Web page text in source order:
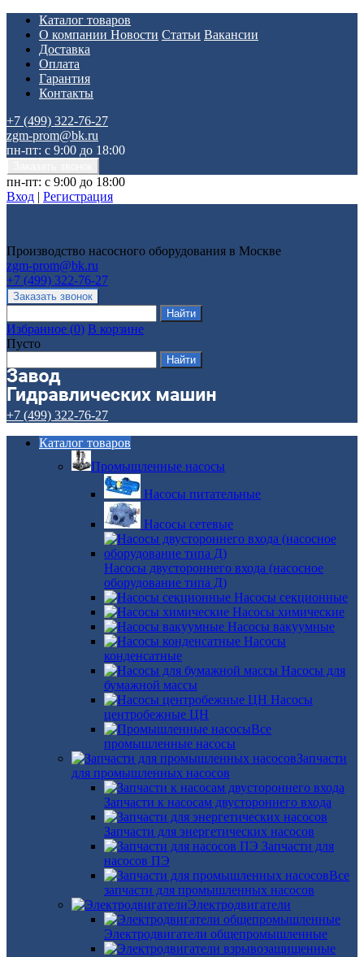
Каталог товаров
О компании Новости Статьи Вакансии
Доставка
Оплата
Гарантия
Контакты
+7 (499) 322-76-27
zgm-prom@bk.ru
пн-пт: с 9:00 до 18:00
пн-пт: с 9:00 до 18:00
Вход | Регистрация
Производство насосного оборудования в Москве
zgm-prom@bk.ru
+7 (499) 322-76-27
Избранное (0) В корзине
Пусто
+7 (499) 322-76-27
Каталог товаров
Промышленные насосы
Насосы питательные
Насосы сетевые
Насосы двустороннего входа (насосное
оборудование типа Д)
Насосы секционные
Насосы химические
Насосы вакуумные
Насосы
конденсатные
Насосы для
бумажной массы
Насосы
центробежные ЦН
Все
промышленные насосы
Запчасти
для промышленных насосов
Запчасти к насосам двустороннего входа
Запчасти для энергетических насосов
Запчасти для
насосов ПЭ
Все
запчасти для промышленных насосов
Электродвигатели
Электродвигатели общепромышленные